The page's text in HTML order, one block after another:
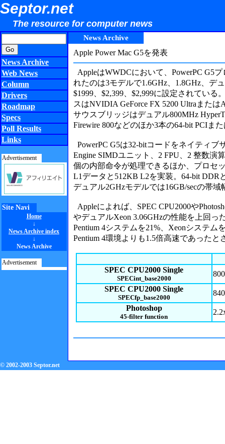
Septor.net
The resource for computer news
News Archive
Web News
Column
Drivers
Roadmap
Specs
Poll Results
Links
Advertisement
Site Navi
Home
↓
News Archive index
↓
News Archive
Advertisement
News Archive
Apple Power Mac G5を発表
AppleはWWDCにおいて、PowerPC G5
れたのは3モデルで1.6GHz、1.8GHz、デ
$1999、$2,399、$2,999に設定されてい
スはNVIDIA GeForce FX 5200 Ultraまたは
サウスブリッジはデュアル800MHz
Firewire 800などのほか3本の64-bit PCIま
PowerPC G5は32-bitコードをネイティ
Engine SIMDユニット、2 FPU、2 整数演
個の内部命令が処理できるほか、プロセ
L1データと512KB L2を実装。64-bit DDR
デュアル2GHzモデルでは16GB/secの帯
Appleによれば、SPEC CPU2000や
やデュアルXeon 3.06GHzの性能を上回
Pentium 4システムを21%、Xeonシステム
Pentium 4環境よりも1.5倍高速であった
SPEC CPU2000 Single
SPECint_base2000
800
SPEC CPU2000 Single
SPECfp_base2000
840
Photoshop
45-filter function
© 2002-2003 Septor.net